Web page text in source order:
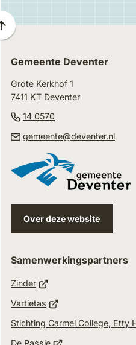
Scroll
boven
het
van
de
paginainhoud
Gemeente Deventer
Grote Kerkhof 1
7411 KT Deventer
14 0570
naar
telefoonnummer)
gemeente@deventer.nl
e-
Over deze website
Samenwerkingspartners
Zinder(Verwijst
naar
een
externe
website)
Vartietas (Verwijst
naar
Stichting Carmel College, Etty
De Passie(Verwijst